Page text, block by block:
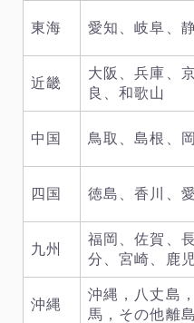
東海 愛知、岐阜、
近畿
大阪、兵庫、
良、和歌山
中国 鳥取、島根、
四国 徳島、香川、
九州
福岡、佐賀、
分、宮崎、鹿
沖縄
沖縄，八丈島
馬，その他離島